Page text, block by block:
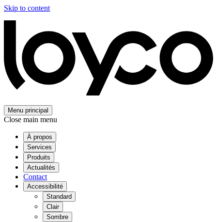
Skip to content
Menu principal
Close main menu
À propos
Services
Produits
Actualités
Contact
Accessibilité
Standard
Clair
Sombre